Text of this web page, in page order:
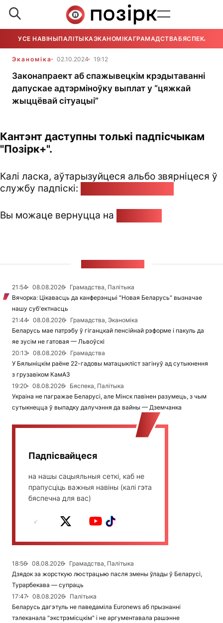
УСЕ НАВІНЫПАЛІТЫКАЭКАНОМІКАГРАМАДСТВАБЯСПЕКА
Эканоміка 02.10.2024 19:12
Законапраект аб спажывецкім крэдытаванні
дапускае адтэрміноўку выплат у “цяжкай
жыццёвай сітуацыі”
Кантэнт даступны толькі падпісчыкам
"Позірк+".
Калі ласка, аўтарызуйцеся альбо звярніцеся ў
службу падпіскі:
Вы можаце вернуцца на
21:54 08.08.2026
Грамадства, Палітыка
Вячорка: Цікавасць да канферэнцыі "Новая Беларусь" вызначае
нашу суб'ектнасць
21:44
08.08.2026
Грамадства, Эканоміка
Беларусь мае патрэбу ў гіганцкай пенсійнай рэформе і пакуль да
яе зусім не гатовая — Львоўскі
20:13
08.08.2026
Грамадства
У Бялыніцкім раёне 22-гадовы матацыкліст загінуў ад сутыкнення
з грузавіком КамАЗ
19:20
08.08.2026
Бяспека, Палітыка
Украіна не пагражае Беларусі, але Мінск павінен разумець, з чым
сутыкнецца ў выпадку далучэння да вайны — Дземчанка
Падпісвайцеся
на нашы сацыяльныя сеткі, каб не
прапусціць важныя навіны (калі гэта
бяспечна для вас)
18:56 08.08.2026
Грамадства, Палітыка
Дзядок за жорсткую люстрацыю пасля змены ўлады ў Беларусі,
Турарбекава — супраць
17:47
08.08.2026
Палітыка
Беларусь дагэтуль не паведаміла Euronews аб прызнанні
тэлеканала "экстрэмісцкім" і не аргументавала рашэнне